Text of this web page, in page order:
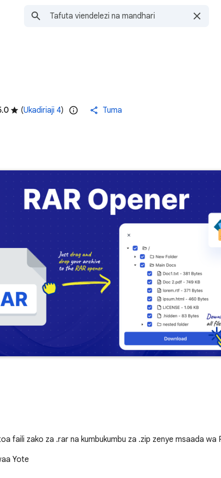
(Ukadiriaji 4) Tuma
faili zako za .rar na kumbukumbu za .zip zenye msaada wa
Yote